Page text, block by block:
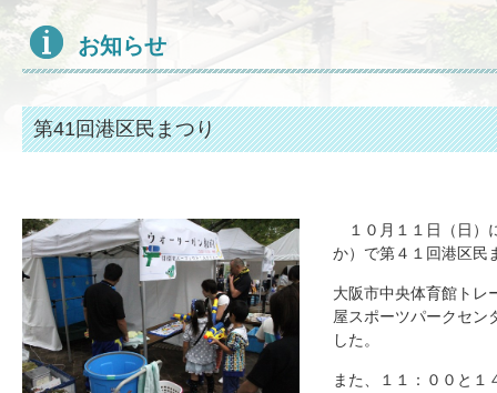
お知らせ
第41回港区民まつり
１０月１１日（日）
か）で第４１回港区民
大阪市中央体育館トレ
屋スポーツパークセン
した。
また、１１：００と１